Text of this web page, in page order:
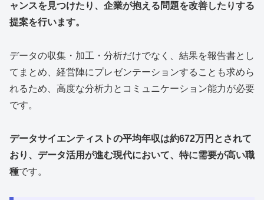
ャンスを見つけたり、企業が抱える問題を改善したりする
提案を行います。
データの収集・加工・分析だけでなく、結果を報告書とし
てまとめ、経営陣にプレゼンテーションすることも求めら
れるため、高度な分析力とコミュニケーション能力が必要
です。
データサイエンティストの平均年収は約672万円とされて
おり、データ活用が進む現代において、特に需要が高い職
種です。